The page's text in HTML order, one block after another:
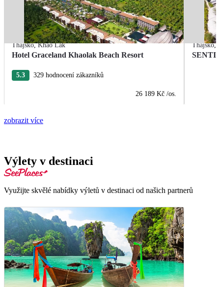
Thajsko,Khao Lak
Hotel Graceland Khaolak Beach Resort
5.3 329 hodnocení zákazníků
26 189 Kč /os.
Thajsko,
zobrazit více
Výlety v destinaci
Využijte skvělé nabídky výletů v destinaci od našich partnerů